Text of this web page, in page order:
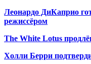
Леонардо ДиКаприо
режиссёром
The White Lotus
Холли Берри